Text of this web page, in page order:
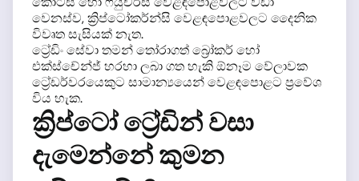
වෙනස්ව, ක්‍රිප්ටෝකර්න්සි වෙළඳපොළවලට දෛනික
විවෘත සැසියක් නැත.
ට්‍රේඩිං සේවා තමන් තෝරාගත් බ්‍රෝකර් හෝ
එක්ස්චේන්ජ් හරහා ලබා ගත හැකි ඕනෑම වේලාවක
ට්‍රේඩර්වරයෙකුට සාමාන්‍යයෙන් වෙළඳපොළට ප්‍රවේශ
විය හැක.
ක්‍රිප්ටෝ ට්‍රේඩින් වසා
දැමෙන්නේ කුමන